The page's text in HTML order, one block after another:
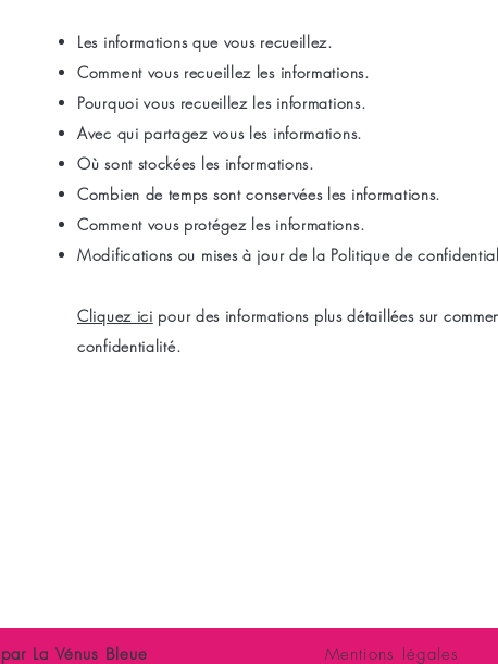
Les informations que vous recueillez.
Comment vous recueillez les informations.
Pourquoi vous recueillez les informations.
Avec qui partagez vous les informations.
Où sont stockées les informations.
Combien de temps sont conservées les informations.
Comment vous protégez les informations.
Modifications ou mises à jour de la Politique de
Cliquez ici pour des informations plus détaillées sur
confidentialité.
La Vénus Bleue Mentions légales